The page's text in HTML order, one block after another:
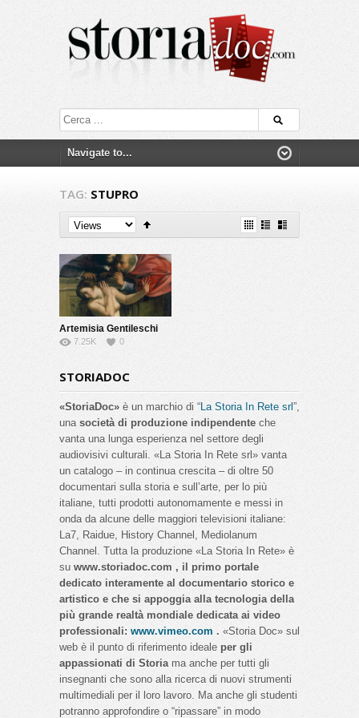
TAG: STUPRO
Artemisia Gentileschi
7.25K 0
STORIADOC
«StoriaDoc» è un marchio di “La Storia In Rete srl”,
una società di produzione indipendente che
vanta una lunga esperienza nel settore degli
audiovisivi culturali. «La Storia In Rete srl» vanta
un catalogo – in continua crescita – di oltre 50
documentari sulla storia e sull’arte, per lo più
italiane, tutti prodotti autonomamente e messi in
onda da alcune delle maggiori televisioni italiane:
La7, Raidue, History Channel, Mediolanum
Channel. Tutta la produzione «La Storia In Rete» è
su www.storiadoc.com , il primo portale
dedicato interamente al documentario storico e
artistico e che si appoggia alla tecnologia della
più grande realtà mondiale dedicata ai video
professionali: www.vimeo.com . «Storia Doc» sul
web è il punto di riferimento ideale per gli
appassionati di Storiama anche per tutti gli
insegnanti che sono alla ricerca di nuovi strumenti
multimediali per il loro lavoro. Ma anche gli studenti
potranno approfondire o “ripassare” in modo